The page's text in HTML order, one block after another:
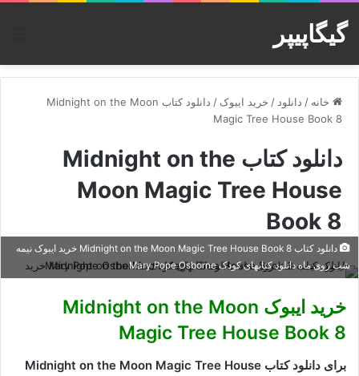
گیگاپیپر
خانه / دانلود / خرید ایبوک /
دانلود کتاب Midnight on the Moon
Magic Tree House Book 8
دانلود کتاب Midnight on the
Moon Magic Tree House
Book 8
دانلود کتاب Midnight on the Moon Magic Tree House Book 8 خرید ایبوک نیمه
شب روی ماه دانلود کتابهای کودک Mary Pope Osborne
خرید ایبوک Midnight on the Moon
Magic Tree House Book 8
برای دانلود کتاب Midnight on the Moon Magic Tree House